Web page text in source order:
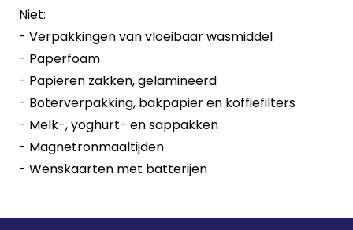
Niet:
- Verpakkingen van vloeibaar wasmiddel
- Paperfoam
- Papieren zakken, gelamineerd
- Boterverpakking, bakpapier en koffiefilters
- Melk-, yoghurt- en sappakken
- Magnetronmaaltijden
- Wenskaarten met batterijen